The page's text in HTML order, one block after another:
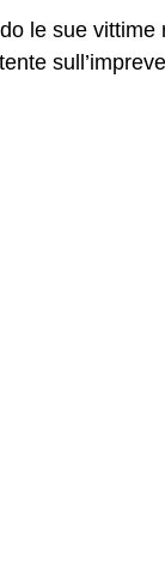
le sue vittime